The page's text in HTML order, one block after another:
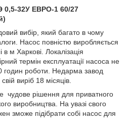
32У ЕВРО-1 60/27
вибір, який багато в чому
Насос повністю виробляється
м Харкові. Локалізація
термін експлуатації насоса не
годин роботи. Недарма завод
виріб 18 місяців.
рішення для приватного
виробництва. На увазі свого
зможе підібрати собі насос для